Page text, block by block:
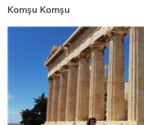
Komşu Komşu